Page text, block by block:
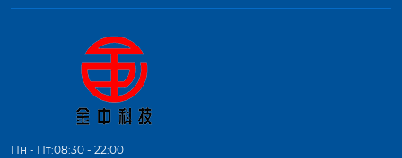
Пн - Пт:08:30 - 22:00